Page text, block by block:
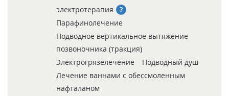
электротерапия
Парафинолечение
Подводное вертикальное вытяжение
позвоночника (тракция)
Электрогрязелечение
Подводный душ
Лечение ваннами с обессмоленным
нафталаном